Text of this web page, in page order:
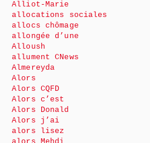
Alliot-Marie
allocations sociales
allocs chômage
allongée d’une
Alloush
allument CNews
Almereyda
Alors
Alors CQFD
Alors c’est
Alors Donald
Alors j’ai
alors lisez